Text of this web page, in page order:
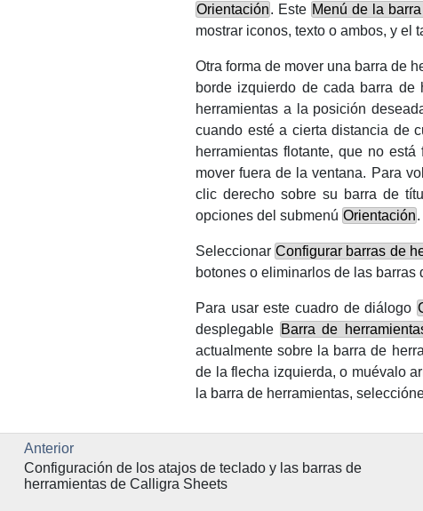
Orientación. Este Menú de la
mostrar iconos, texto o ambos, y el
Otra forma de mover una barra de
borde izquierdo de cada barra de
herramientas a la posición
cuando esté a cierta distancia de
herramientas flotante, que no
mover fuera de la ventana. Para
clicderecho sobre su barra de
opciones del submenú Orientación.
Seleccionar Configurar barras de
botones o eliminarlos de las barras
Para usar este cuadro de diálogo
desplegable Barra de
actualmente sobre la barra de
de la flecha izquierda, o muévalo
la barra de herramientas,
Anterior
Configuración de los atajos de teclado y las barras de
herramientas de Calligra Sheets